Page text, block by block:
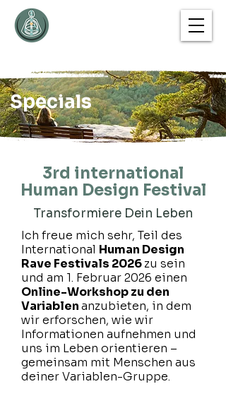
Specials
3rd international
Human Design Festival
Transformiere Dein Leben
Ich freue mich sehr, Teil des
International Human Design
Rave Festivals 2026zu sein
und am 1. Februar 2026 einen
Online-Workshop zu den
Variablenanzubieten, in dem
wir erforschen, wie wir
Informationen aufnehmen und
uns im Leben orientieren –
gemeinsam mit Menschen aus
deiner Variablen-Gruppe.